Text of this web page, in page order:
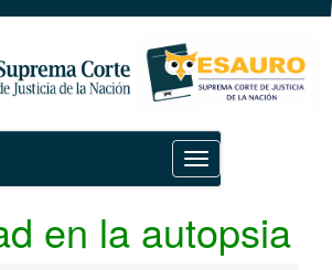
Toggle
navigation
en la autopsia